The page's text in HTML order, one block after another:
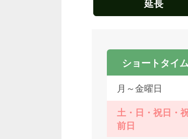
延長
ショートタイ
月～金曜日
土・日・祝日・
前日